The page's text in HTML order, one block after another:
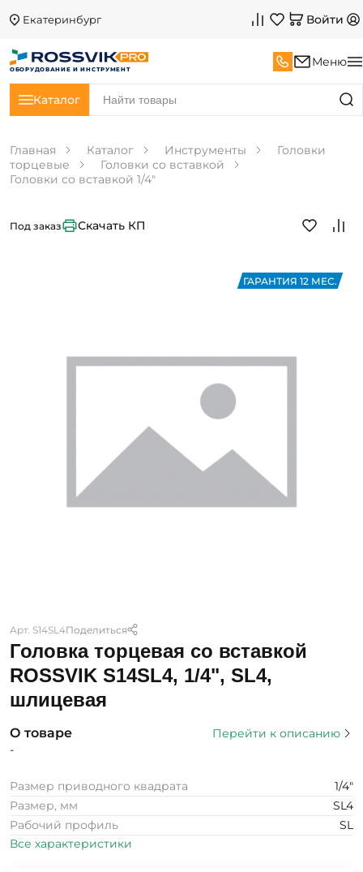
Екатеринбург Войти
ОБОРУДОВАНИЕ И ИНСТРУМЕНТ
Меню
Каталог
Главная Каталог Инструменты
Головки
торцевые
Головки со вставкой
Головки со вставкой 1/4"
ГАРАНТИЯ 12 МЕС.
Арт. S14SL4Поделиться
Головка торцевая со вставкой
ROSSVIK S14SL4, 1/4", SL4,
шлицевая
Под заказ Скачать КП
О товаре
Перейти к описанию
-
Размер приводного квадрата
1/4"
Размер, мм
SL4
Рабочий профиль
SL
Все характеристики